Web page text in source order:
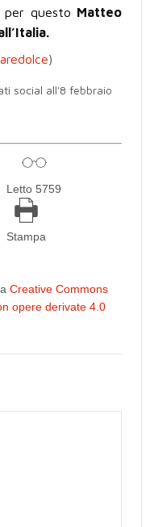
, per questo Matteo
)
social all'8 febbraio
Letto 5759
Stampa
Creative Commons
opere derivate 4.0